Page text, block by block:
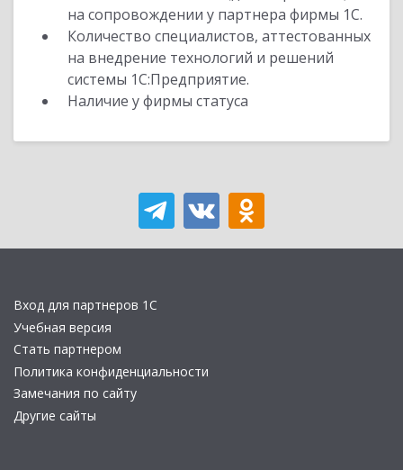
на сопровождении у партнера фирмы 1С.
Количество специалистов, аттестованных
на внедрение технологий и решений
системы 1С:Предприятие.
Наличие у фирмы статуса
Вход для партнеров 1С
Учебная версия
Стать партнером
Политика конфиденциальности
Замечания по сайту
Другие сайты